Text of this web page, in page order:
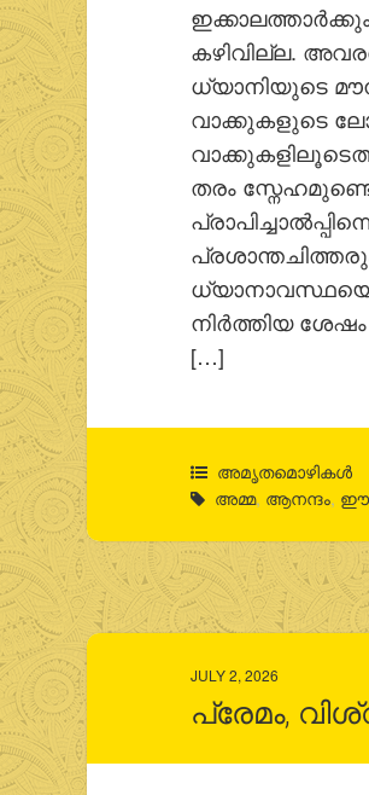
കഴിവില്ല.
ധ്യാനിയുടെ
വാക്കുകളുടെ
തരം
നിര്‍ത്തിയ
[…]
അമൃതമൊഴികള്‍
അമ്മ, ആനന്ദം,
JULY 2, 2026
പ്രേമം,